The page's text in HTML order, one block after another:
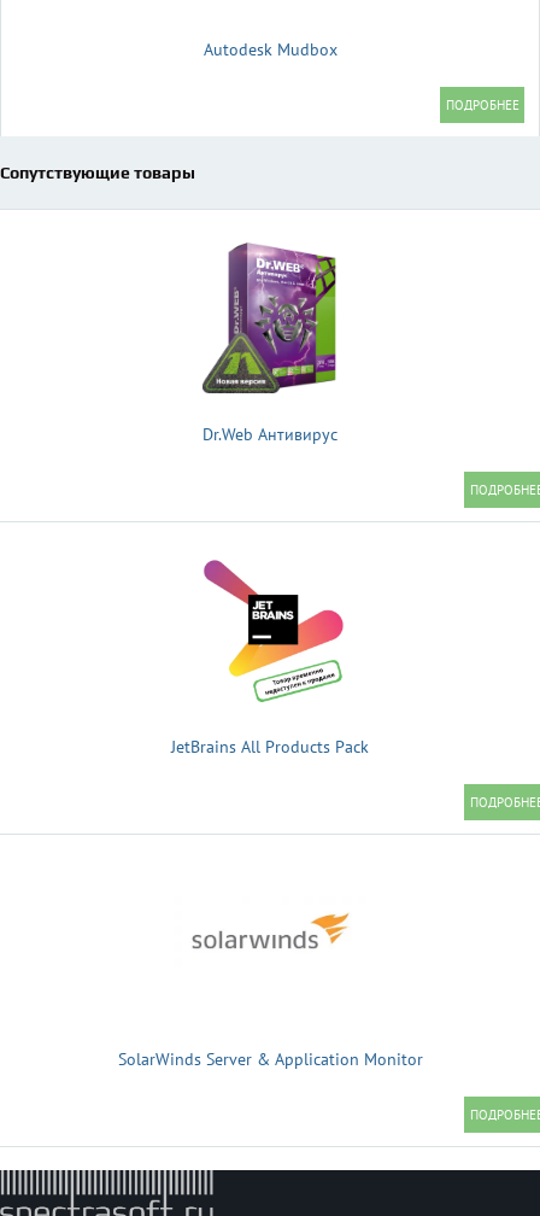
Autodesk Mudbox
Сопутствующие товары
Dr.Web Антивирус
JetBrains All Products Pack
SolarWinds Server & Application Monitor